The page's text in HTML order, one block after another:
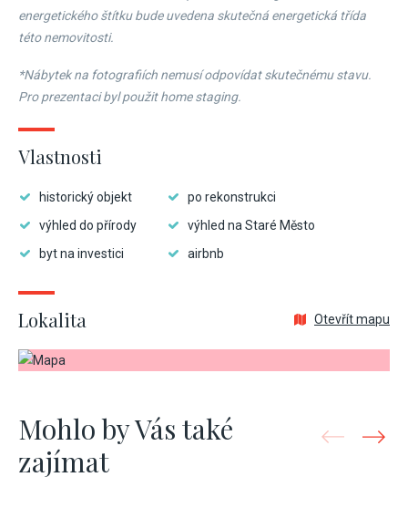
energetického štítku bude uvedena skutečná energetická třída
této nemovitosti.
*Nábytek na fotografiích nemusí odpovídat skutečnému stavu.
Pro prezentaci byl použit home staging.
Vlastnosti
historický objekt
po rekonstrukci
výhled do přírody
výhled na Staré Město
byt na investici
airbnb
Lokalita Otevřít mapu
Mohlo by Vás také
zajímat